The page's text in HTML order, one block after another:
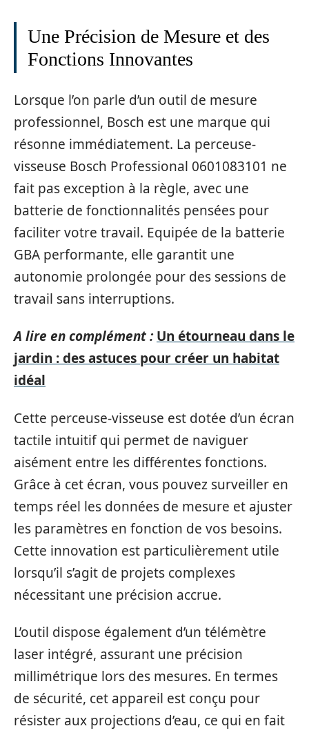
Une Précision de Mesure et des
Fonctions Innovantes
Lorsque l’on parle d’un outil de mesure
professionnel, Bosch est une marque qui
résonne immédiatement. La perceuse-
visseuse Bosch Professional 0601083101 ne
fait pas exception à la règle, avec une
batterie de fonctionnalités pensées pour
faciliter votre travail. Equipée de la batterie
GBA performante, elle garantit une
autonomie prolongée pour des sessions de
travail sans interruptions.
A lire en complément : Un étourneau dans le
jardin : des astuces pour créer un habitat
idéal
Cette perceuse-visseuse est dotée d’un écran
tactile intuitif qui permet de naviguer
aisément entre les différentes fonctions.
Grâce à cet écran, vous pouvez surveiller en
temps réel les données de mesure et ajuster
les paramètres en fonction de vos besoins.
Cette innovation est particulièrement utile
lorsqu’il s’agit de projets complexes
nécessitant une précision accrue.
L’outil dispose également d’un télémètre
laser intégré, assurant une précision
millimétrique lors des mesures. En termes
de sécurité, cet appareil est conçu pour
résister aux projections d’eau, ce qui en fait